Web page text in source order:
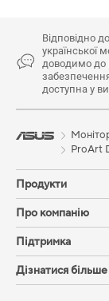
Відповідно
української
доводимо до
доступна у
ProArt
Продукти
Про компанію
Підтримка
Дізнатися більше